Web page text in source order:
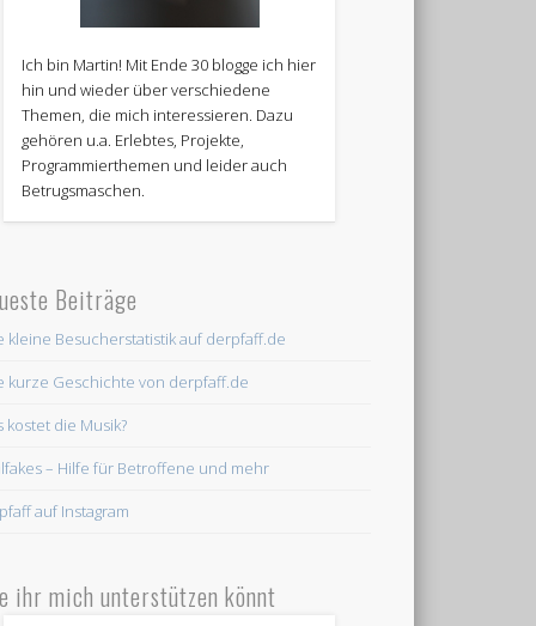
Ich bin Martin! Mit Ende 30 blogge ich hier
hin und wieder über verschiedene
Themen, die mich interessieren. Dazu
gehören u.a. Erlebtes, Projekte,
Programmierthemen und leider auch
Betrugsmaschen.
Beiträge
kleine Besucherstatistik auf derpfaff.de
kurze Geschichte von derpfaff.de
kostet die Musik?
– Hilfe für Betroffene und mehr
auf Instagram
ihr mich unterstützen könnt